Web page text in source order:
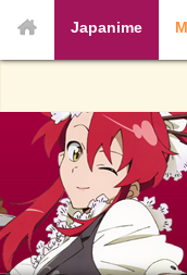
Japanime